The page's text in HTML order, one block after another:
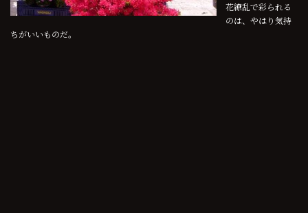
花繚乱で彩られる
のは、やはり気持
ちがいいものだ。